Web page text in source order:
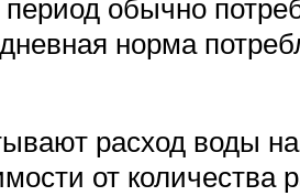
период обычно
норма
расход воды
от